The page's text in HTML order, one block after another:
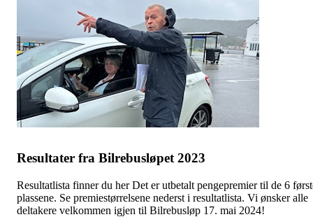
Resultater fra Bilrebusløpet 2023
Resultatlista finner du her Det er utbetalt pengepremier til de 6
plassene. Se premiestørrelsene nederst i resultatlista. Vi ønsker alle
deltakere velkommen igjen til Bilrebusløp 17. mai 2024!